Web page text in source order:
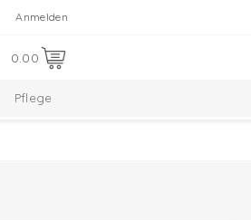
Anmelden
0.00
Pflege